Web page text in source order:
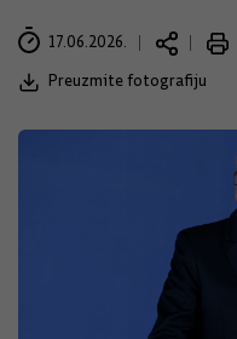
17.06.2026.
Preuzmite fotografiju